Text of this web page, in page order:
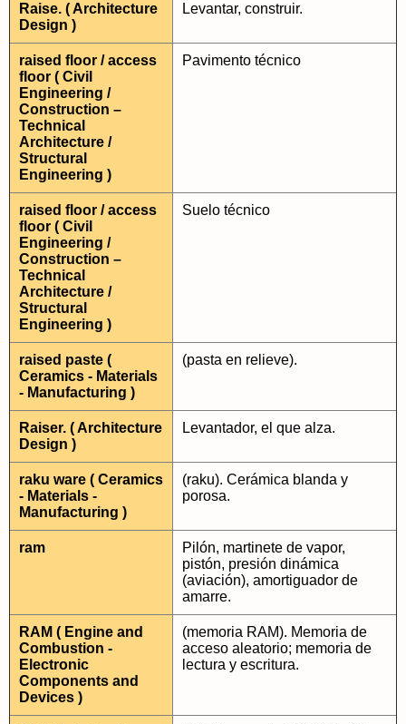
Raise. ( Architecture
Design )
Levantar, construir.
raised floor / access
floor ( Civil
Engineering /
Construction –
Technical
Architecture /
Structural
Engineering )
Pavimento técnico
raised floor / access
floor ( Civil
Engineering /
Construction –
Technical
Architecture /
Structural
Engineering )
Suelo técnico
raised paste (
Ceramics - Materials
- Manufacturing )
(pasta en relieve).
Raiser. ( Architecture
Design )
Levantador, el que alza.
raku ware ( Ceramics
- Materials -
Manufacturing )
(raku). Cerámica blanda y
porosa.
ram
Pilón, martinete de vapor,
pistón, presión dinámica
(aviación), amortiguador de
amarre.
RAM ( Engine and
Combustion -
Electronic
Components and
Devices )
(memoria RAM). Memoria de
acceso aleatorio; memoria de
lectura y escritura.